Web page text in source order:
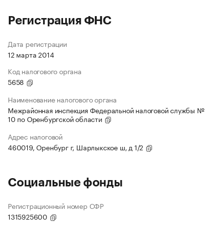
Регистрация ФНС
Дата регистрации
12 марта 2014
Код налогового органа
5658
Наименование налогового органа
Межрайонная инспекция Федеральной налоговой службы №
10 по Оренбургской области
Адрес налоговой
460019, Оренбург г, Шарлыкское ш, д 1/2
Социальные фонды
Регистрационный номер СФР
1315925600